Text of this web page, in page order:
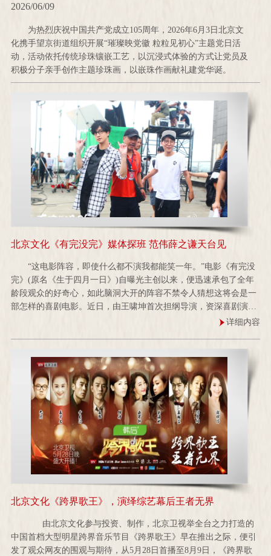
2026/06/09
为热烈庆祝中国共产党成立105周年，2026年6月3日北京文
化携手望京街道组织开展“璀璨映党徽 粒粒见初心”主题党日活
动，活动依托传统珍珠镶嵌工艺，以沉浸式体验的方式让党员及
积极分子亲手创作主题珍珠画，以嵌珠作画献礼建党华诞。
北京文化《有完没完》媒体探班 范伟薛之谦天台见
“这电影阵容，即使什么都不演我都能笑一年。”电影《有完没
完》(原名《生于四月一日》)自曝光主创以来，便迅速承包了全年
龄段观众的好奇心，如此脑洞大开的阵容不禁令人猜想这将会是一
部怎样的喜剧电影。近日，由王啸坤首次担纲导演，资深喜剧演员
详细内容
北京文化《跨界歌王》，演绎综艺幕后王者无界
由北京文化参与投资、制作，北京卫视举全台之力打造的
中国首档大型明星跨界音乐节目《跨界歌王》早在推出之际，便引
发了观众网友的围观与期待，从5月28日首播至8月9日，《跨界歌